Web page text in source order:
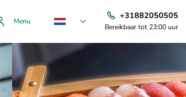
Menu
+31882050505
Bereikbaar tot 23:00 uur